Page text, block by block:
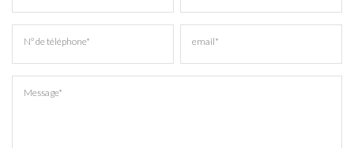
N° de téléphone* email*
Message*